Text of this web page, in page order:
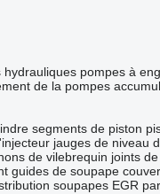
hydrauliques pompes à
de la pompes
segments de piston
jauges de niveau
de vilebrequin joints
guides de soupape
soupapes EGR